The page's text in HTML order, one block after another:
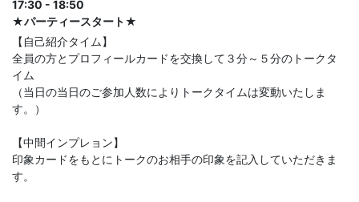
17:30 - 18:50
★パーティースタート★
【自己紹介タイム】
全員の方とプロフィールカードを交換して３分～５分のトークタ
イム
（当日の当日のご参加人数によりトークタイムは変動いたしま
す。）
【中間インプレョン】
印象カードをもとにトークのお相手の印象を記入していただきま
す。